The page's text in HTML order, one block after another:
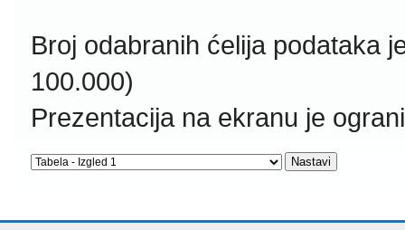
Broj odabranih ćelija podataka
100.000)
Prezentacija na ekranu je